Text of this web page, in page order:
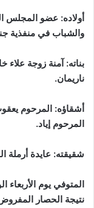
أولاده: عضو المجلس
والشباب في منفذية
بناته: آمنة زوجة علاء
ناريمان.
أشقاؤه: المرحوم
المرحوم إياد.
شقيقته: عايدة أرملة
نتيجة الحصار